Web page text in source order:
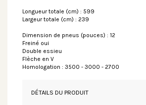
Longueur totale (cm) : 599
Largeur totale (cm) : 239
Dimension de pneus (pouces) : 12
Freiné oui
Double essieu
Flèche en V
Homologation : 3500 - 3000 - 2700
DÉTAILS DU PRODUIT